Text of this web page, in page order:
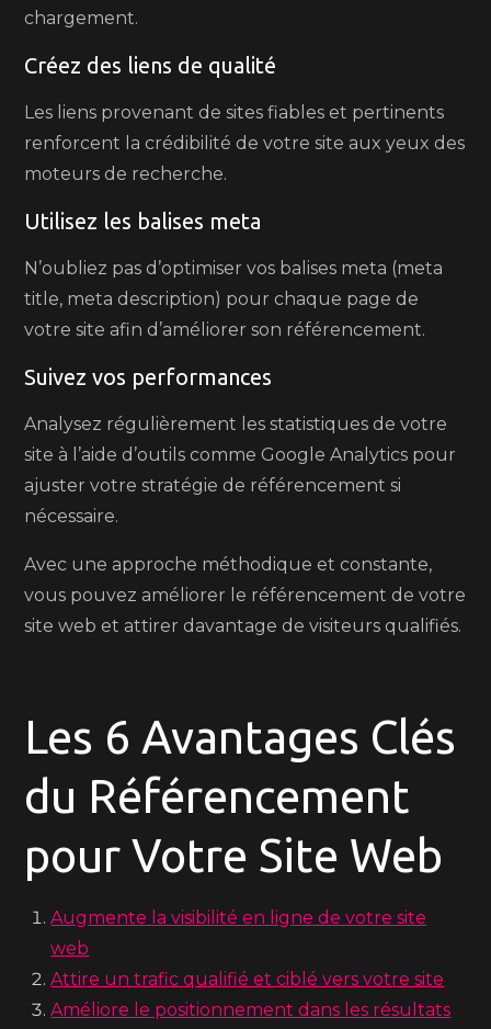
chargement.
Créez des liens de qualité
Les liens provenant de sites fiables et pertinents
renforcent la crédibilité de votre site aux yeux des
moteurs de recherche.
Utilisez les balises meta
N’oubliez pas d’optimiser vos balises meta (meta
title, meta description) pour chaque page de
votre site afin d’améliorer son référencement.
Suivez vos performances
Analysez régulièrement les statistiques de votre
site à l’aide d’outils comme Google Analytics pour
ajuster votre stratégie de référencement si
nécessaire.
Avec une approche méthodique et constante,
vous pouvez améliorer le référencement de votre
site web et attirer davantage de visiteurs qualifiés.
Les 6 Avantages Clés
du Référencement
pour Votre Site Web
Augmente la visibilité en ligne de votre site
web
Attire un trafic qualifié et ciblé vers votre site
Améliore le positionnement dans les résultats